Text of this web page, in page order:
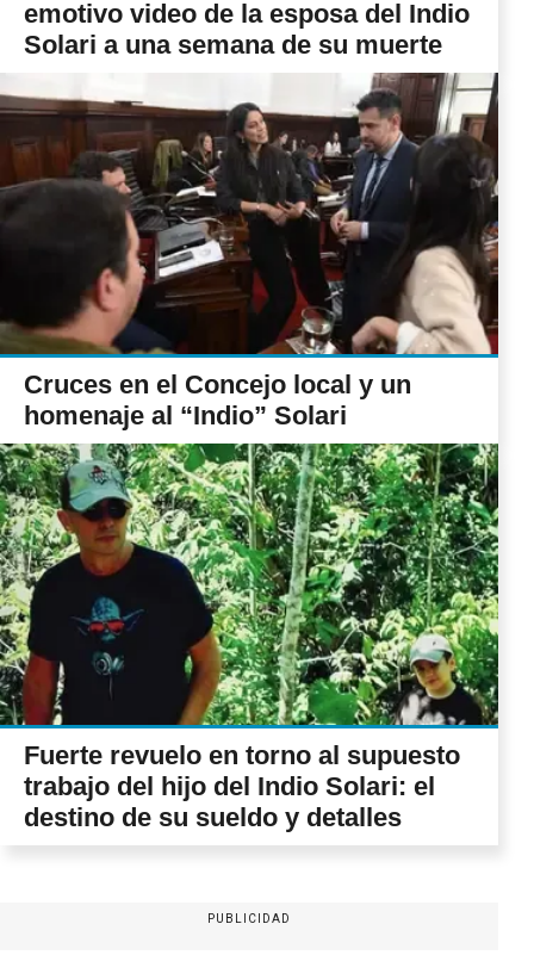
emotivo video de la esposa del Indio
Solari a una semana de su muerte
Cruces en el Concejo local y un
homenaje al “Indio” Solari
Fuerte revuelo en torno al supuesto
trabajo del hijo del Indio Solari: el
destino de su sueldo y detalles
PUBLICIDAD